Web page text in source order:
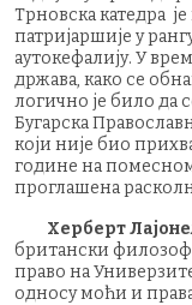
Трновска катедра
патријаршије у
аутокефалију. У
држава, како се
логично је било да
Бугарска
који није био
године на
проглашена
Херберт
британски филозоф
право на
односу моћи и